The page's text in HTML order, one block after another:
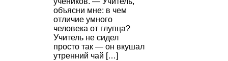
объясни мне: в чем
отличие умного
человека от глупца?
Учитель не сидел
просто так — он вкушал
утренний чай […]